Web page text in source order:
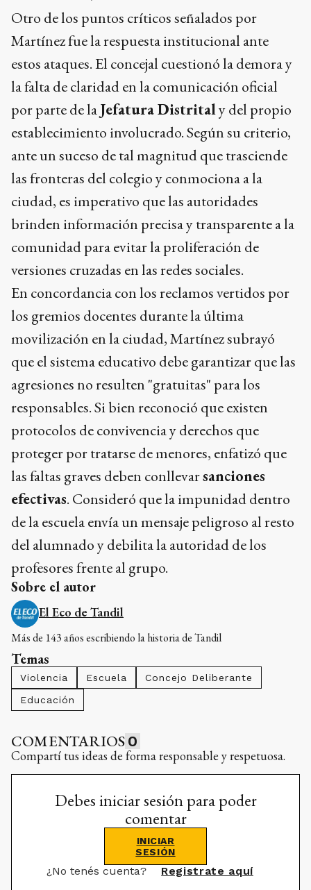
Otro de los puntos críticos señalados por
Martínez fue la respuesta institucional ante
estos ataques. El concejal cuestionó la demora y
la falta de claridad en la comunicación oficial
por parte de laJefatura Distritaly del propio
establecimiento involucrado. Según su criterio,
ante un suceso de tal magnitud que trasciende
las fronteras del colegio y conmociona a la
ciudad, es imperativo que las autoridades
brinden información precisa y transparente a la
comunidad para evitar la proliferación de
versiones cruzadas en las redes sociales.
En concordancia con los reclamos vertidos por
los gremios docentes durante la última
movilización en la ciudad, Martínez subrayó
que el sistema educativo debe garantizar que las
agresiones no resulten "gratuitas" para los
responsables. Si bien reconoció que existen
protocolos de convivencia y derechos que
proteger por tratarse de menores, enfatizó que
las faltas graves deben conllevarsanciones
efectivas. Consideró que la impunidad dentro
de la escuela envía un mensaje peligroso al resto
del alumnado y debilita la autoridad de los
profesores frente al grupo.
Sobre el autor
El Eco de Tandil
Más de 143 años escribiendo la historia de Tandil
Temas
Violencia Escuela
Concejo Deliberante
Educación
COMENTARIOS 0
Compartí tus ideas de forma responsable y respetuosa.
Debes iniciar sesión para poder
comentar
INICIAR
SESIÓN
¿No tenés cuenta? Registrate aquí